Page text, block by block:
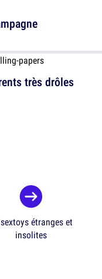
très drôles
étranges et
insolites